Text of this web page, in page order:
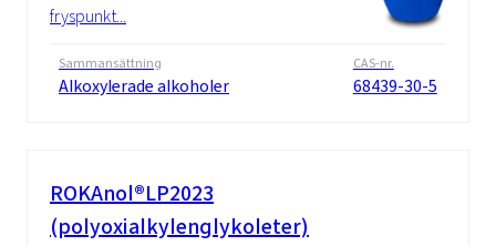
fryspunkt...
Sammansättning
Alkoxylerade alkoholer
CAS-nr.
68439-30-5
ROKAnol®LP2023
(polyoxialkylenglykoleter)